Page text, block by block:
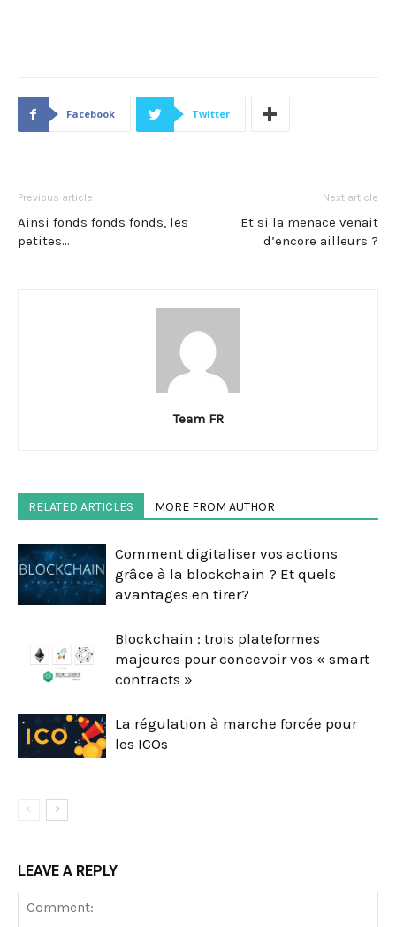
Facebook Twitter
Previous article
Ainsi fonds fonds fonds, les
petites…
Next article
Et si la menace venait
d’encore ailleurs ?
Team FR
RELATED ARTICLES MORE FROM AUTHOR
Comment digitaliser vos actions
grâce à la blockchain ? Et quels
avantages en tirer?
Blockchain : trois plateformes
majeures pour concevoir vos « smart
contracts »
La régulation à marche forcée pour
les ICOs
LEAVE A REPLY